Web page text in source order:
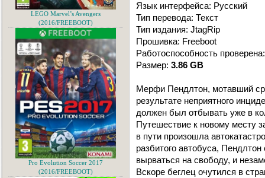
Язык интерфейса: Русский
Тип перевода: Текст
Тип издания: JtagRip
Прошивка: Freeboot
Работоспособность
Размер: 3.86 GB
Мерфи Пендлтон, мотавший
результате неприятного
должен был отбывать уже в
Путешествие к новому месту
в пути произошла
разбитого автобуса,
вырваться на свободу, и
Вскоре беглец очутился в
LEGO Marvel’s Avengers
(2016/FREEBOOT)
Pro Evolution Soccer 2017
(2016/FREEBOOT)